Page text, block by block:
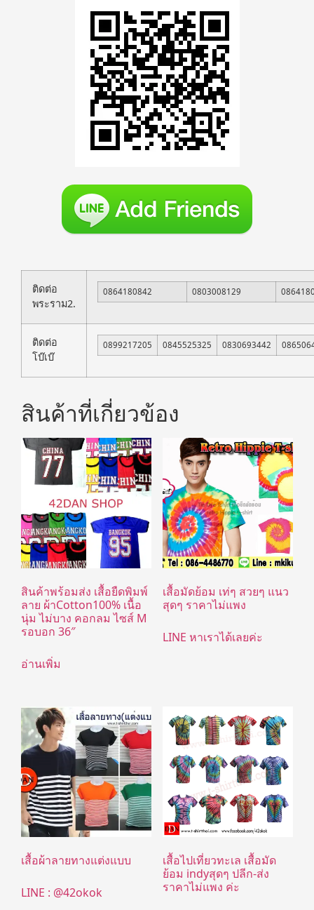
ติดต่อ
พระราม2.
0864180842 0803008129
ติดต่อ
โบ๊เบ๊
0899217205 0845525325 0830693442
สินค้าที่เกี่ยวข้อง
สินค้าพร้อมส่ง เสื้อยืดพิมพ์
ลาย ผ้าCotton100% เนื้อ
นุ่ม ไม่บาง คอกลม ไซส์ M
รอบอก 36″
อ่านเพิ่ม
เสื้อมัดย้อม เท่ๆ สวยๆ แนว
สุดๆ ราคาไม่แพง
LINE หาเราได้เลยค่ะ
เสื้อผ้าลายทางแต่งแบบ
LINE : @42okok
เสื้อไปเที่ยวทะเล เสื้อมัด
ย้อม indyสุดๆ ปลีก-ส่ง
ราคาไม่แพง ค่ะ